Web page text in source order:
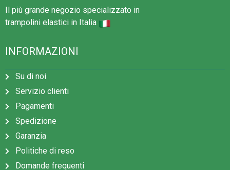
Il più grande negozio specializzato in
trampolini elastici in Italia
INFORMAZIONI
Su di noi
Servizio clienti
Pagamenti
Spedizione
Garanzia
Politiche di reso
Domande frequenti